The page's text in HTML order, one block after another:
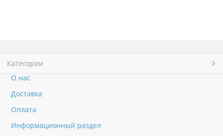
Категории
О нас
Доставка
Оплата
Информационный раздел